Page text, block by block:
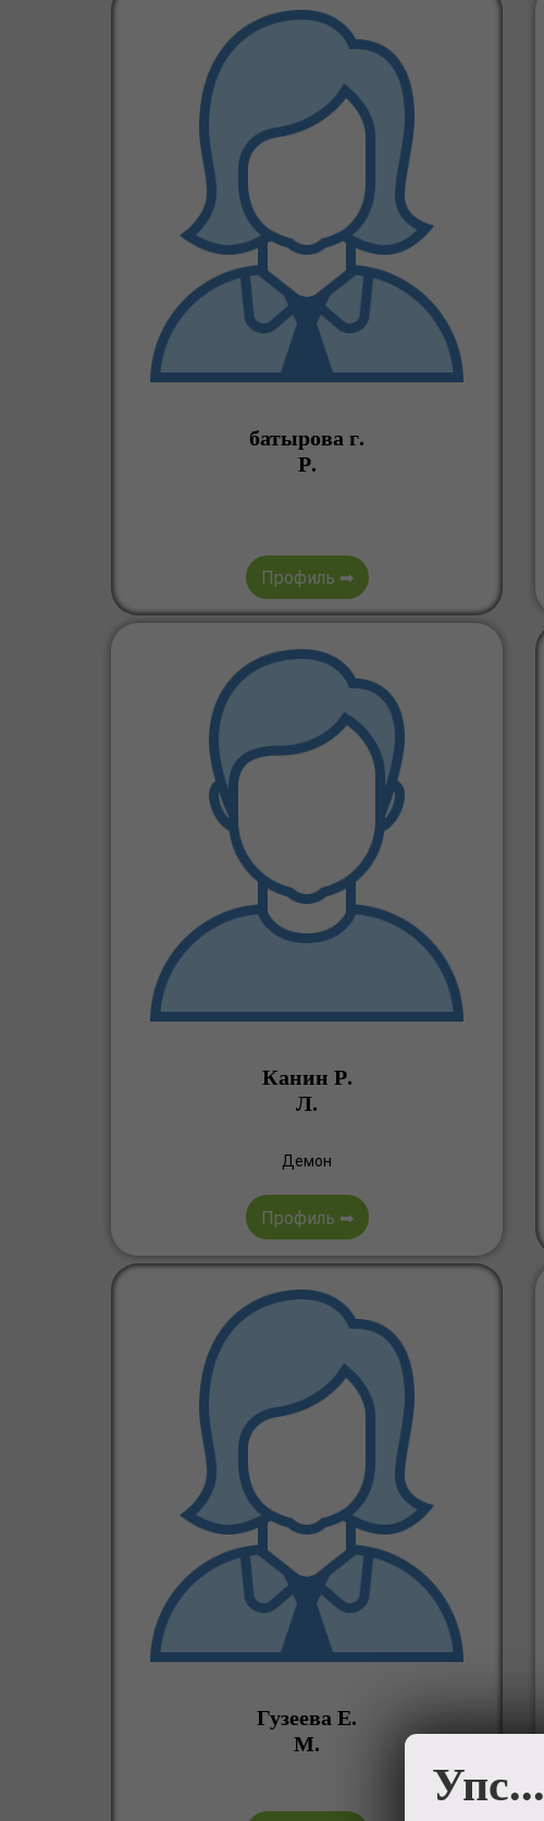
батырова г.
Р.
Профиль ➡
Канин Р.
Л.
Демон
Профиль ➡
Гузеева Е.
М.
Упс...